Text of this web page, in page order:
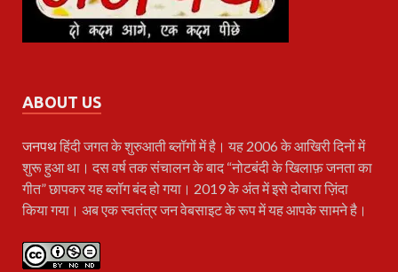
ABOUT US
जनपथहिंदी जगत के शुरुआती ब्लॉगों में है। यह 2006 के आखिरी दिनों में
शुरू हुआ था। दस वर्ष तक संचालन के बाद “नोटबंदी के खिलाफ़ जनता का
गीत” छापकर यह ब्लॉग बंद हो गया। 2019 के अंत में इसे दोबारा ज़िंदा
किया गया। अब एक स्वतंत्र जन वेबसाइट के रूप में यह आपके सामने है।